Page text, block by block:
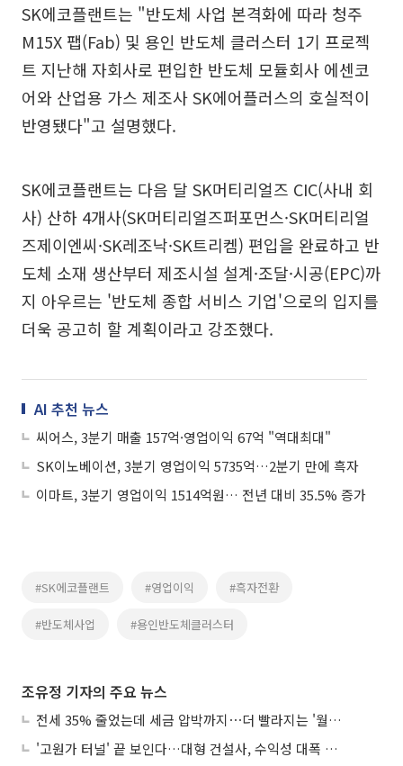
SK에코플랜트는 "반도체 사업 본격화에 따라 청주
M15X 팹(Fab) 및 용인 반도체 클러스터 1기 프로젝
트 지난해 자회사로 편입한 반도체 모듈회사 에센코
어와 산업용 가스 제조사 SK에어플러스의 호실적이
반영됐다"고 설명했다.
SK에코플랜트는 다음 달 SK머티리얼즈 CIC(사내 회
사) 산하 4개사(SK머티리얼즈퍼포먼스·SK머티리얼
즈제이엔씨·SK레조낙·SK트리켐) 편입을 완료하고 반
도체 소재 생산부터 제조시설 설계·조달·시공(EPC)까
지 아우르는 '반도체 종합 서비스 기업'으로의 입지를
더욱 공고히 할 계획이라고 강조했다.
AI 추천 뉴스
씨어스, 3분기 매출 157억·영업이익 67억 "역대최대"
SK이노베이션, 3분기 영업이익 5735억…2분기 만에 흑자
이마트, 3분기 영업이익 1514억원… 전년 대비 35.5% 증가
#SK에코플랜트 #영업이익 #흑자전환
#반도체사업 #용인반도체클러스터
조유정 기자의 주요 뉴스
전세 35% 줄었는데 세금 압박까지⋯더 빨라지는 '월세화'
'고원가 터널' 끝 보인다…대형 건설사, 수익성 대폭 개선